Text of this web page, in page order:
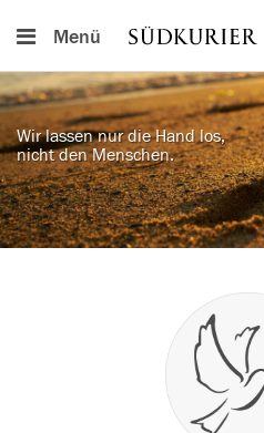
Menü
Wir lassen nur die Hand los,
nicht den Menschen.